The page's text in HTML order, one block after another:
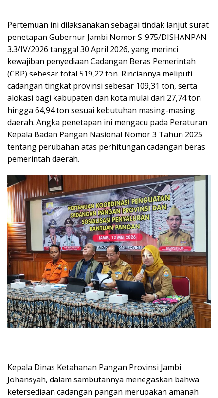
Pertemuan ini dilaksanakan sebagai tindak lanjut surat
penetapan Gubernur Jambi Nomor S-975/DISHANPAN-
3.3/IV/2026 tanggal 30 April 2026, yang merinci
kewajiban penyediaan Cadangan Beras Pemerintah
(CBP) sebesar total 519,22 ton. Rinciannya meliputi
cadangan tingkat provinsi sebesar 109,31 ton, serta
alokasi bagi kabupaten dan kota mulai dari 27,74 ton
hingga 64,94 ton sesuai kebutuhan masing-masing
daerah. Angka penetapan ini mengacu pada Peraturan
Kepala Badan Pangan Nasional Nomor 3 Tahun 2025
tentang perubahan atas perhitungan cadangan beras
pemerintah daerah.
Kepala Dinas Ketahanan Pangan Provinsi Jambi,
Johansyah, dalam sambutannya menegaskan bahwa
ketersediaan cadangan pangan merupakan amanah